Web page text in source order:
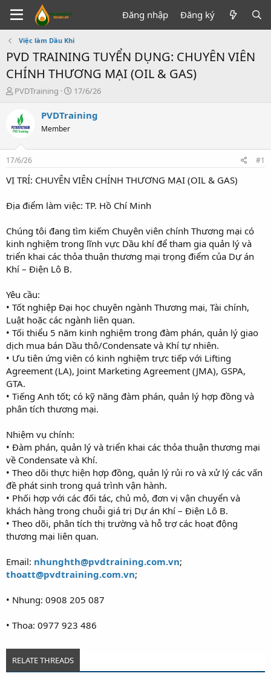
Đăng nhập Đăng ký
Việc làm Dầu Khí
PVD TRAINING TUYỂN DỤNG: CHUYÊN VIÊN
CHÍNH THƯƠNG MẠI (OIL & GAS)
T
e
a
s
t
a
e
PVDTraining
N
à
17/6/26
PVDTraining
Member
17/6/26 #1
VỊ TRÍ: CHUYÊN VIÊN CHÍNH THƯƠNG MẠI (OIL & GAS)
Địa điểm làm việc: TP. Hồ Chí Minh
Chúng tôi đang tìm kiếm Chuyên viên chính Thương mại có
kinh nghiệm trong lĩnh vực Dầu khí để tham gia quản lý và
triển khai các thỏa thuận thương mại trọng điểm của Dự án
Khí – Điện Lô B.
Yêu cầu:
• Tốt nghiệp Đại học chuyên ngành Thương mại, Tài chính,
Luật hoặc các ngành liên quan.
• Tối thiểu 5 năm kinh nghiệm trong đàm phán, quản lý giao
dịch mua bán Dầu thô/Condensate và Khí tự nhiên.
• Ưu tiên ứng viên có kinh nghiệm trực tiếp với Lifting
Agreement (LA), Joint Marketing Agreement (JMA), GSPA,
GTA.
• Tiếng Anh tốt; có kỹ năng đàm phán, quản lý hợp đồng và
phân tích thương mại.
Nhiệm vụ chính:
• Đàm phán, quản lý và triển khai các thỏa thuận thương mại
về Condensate và Khí.
• Theo dõi thực hiện hợp đồng, quản lý rủi ro và xử lý các vấn
đề phát sinh trong quá trình vận hành.
• Phối hợp với các đối tác, chủ mỏ, đơn vị vận chuyển và
khách hàng trong chuỗi giá trị Dự án Khí – Điện Lô B.
• Theo dõi, phân tích thị trường và hỗ trợ các hoạt động
thương mại liên quan.
Email: nhunghth@pvdtraining.com.vn;
thoatt@pvdtraining.com.vn;
• Nhung: 0908 205 087
• Thoa: 0977 923 486
RELATE THREADS